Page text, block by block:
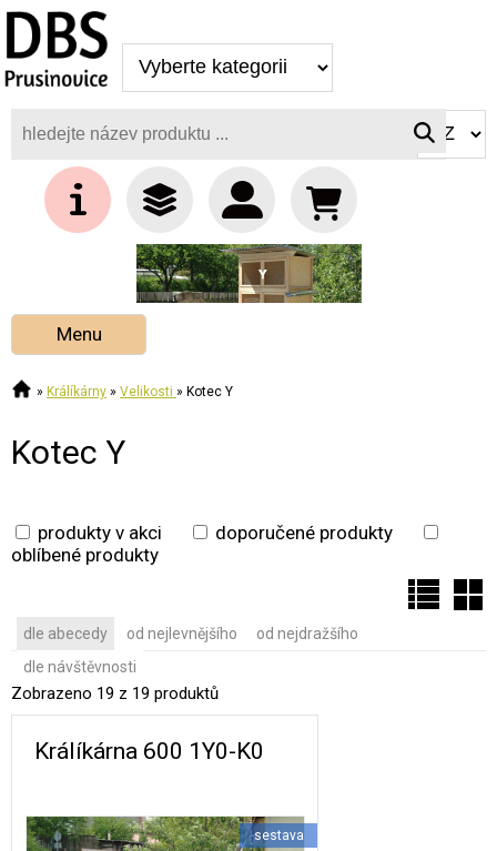
Menu
» Králíkárny » Velikosti » Kotec Y
Kotec Y
produkty v akci
doporučené produkty
oblíbené produkty
dle abecedy od nejlevnějšího
od nejdražšího
dle návštěvnosti
Zobrazeno 19 z 19 produktů
Králíkárna 600 1Y0-K0
sestava